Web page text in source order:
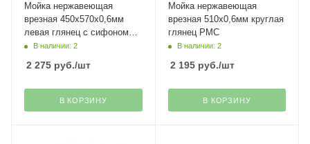
Мойка нержавеющая
врезная 450х570х0,6мм
левая глянец с сифоном
MG6-5745OVL РМС
В наличии: 2
2 275 руб./шт
В КОРЗИНУ
Мойка нержавеющая
врезная 510х0,6мм круглая
глянец РМС
В наличии: 2
2 195руб./шт
В КОРЗИНУ